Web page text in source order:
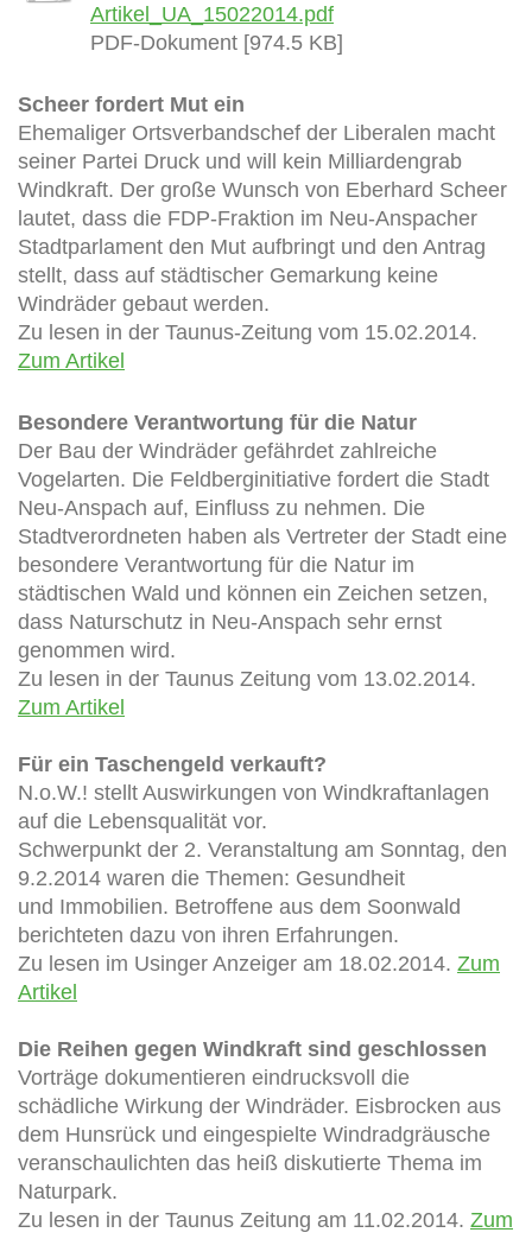
Artikel_UA_15022014.pdf
PDF-Dokument [974.5 KB]
Scheer fordert Mut ein
Ehemaliger Ortsverbandschef der Liberalen macht
seiner Partei Druck und will kein Milliardengrab
Windkraft. Der große Wunsch von Eberhard Scheer
lautet, dass die FDP-Fraktion im Neu-Anspacher
Stadtparlament den Mut aufbringt und den Antrag
stellt, dass auf städtischer Gemarkung keine
Windräder gebaut werden.
Zu lesen in der Taunus-Zeitung vom 15.02.2014.
Zum Artikel
Besondere Verantwortung für die Natur
Der Bau der Windräder gefährdet zahlreiche
Vogelarten. Die Feldberginitiative fordert die Stadt
Neu-Anspach auf, Einfluss zu nehmen. Die
Stadtverordneten haben als Vertreter der Stadt eine
besondere Verantwortung für die Natur im
städtischen Wald und können ein Zeichen setzen,
dass Naturschutz in Neu-Anspach sehr ernst
genommen wird.
Zu lesen in der Taunus Zeitung vom 13.02.2014.
Zum Artikel
Für ein Taschengeld verkauft?
N.o.W.! stellt Auswirkungen von Windkraftanlagen
auf die Lebensqualität vor.
Schwerpunkt der 2. Veranstaltung am Sonntag, den
9.2.2014 waren die Themen: Gesundheit
und Immobilien. Betroffene aus dem Soonwald
berichteten dazu von ihren Erfahrungen.
Zu lesen im Usinger Anzeiger am 18.02.2014. Zum
Artikel
Die Reihen gegen Windkraft sind geschlossen
Vorträge dokumentieren eindrucksvoll die
schädliche Wirkung der Windräder. Eisbrocken aus
dem Hunsrück und eingespielte Windradgräusche
veranschaulichten das heiß diskutierte Thema im
Naturpark.
Zu lesen in der Taunus Zeitung am 11.02.2014. Zum